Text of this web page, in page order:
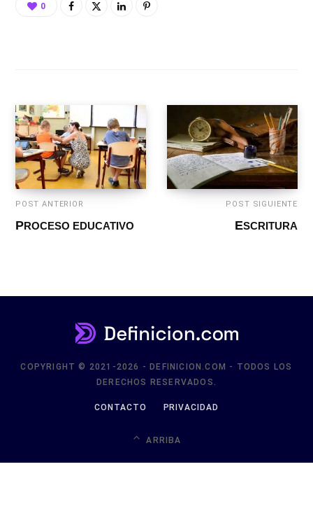
0
POST ANTERIOR
PROCESO EDUCATIVO
POST SIGUIENTE
ESCRITURA
COPYRIGHT © 2021-2026 - DEFINICION.COM - TODOS LOS
DERECHOS RESERVADOS.
CONTACTO PRIVACIDAD
ARRIBA